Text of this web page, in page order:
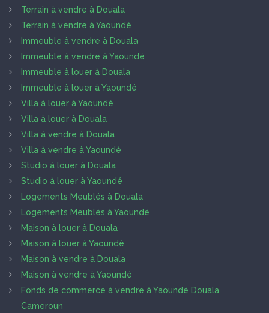
Terrain à vendre à Douala
Terrain à vendre à Yaoundé
Immeuble à vendre à Douala
Immeuble à vendre à Yaoundé
Immeuble à louer à Douala
Immeuble à louer à Yaoundé
Villa à louer à Yaoundé
Villa à louer à Douala
Villa à vendre à Douala
Villa à vendre à Yaoundé
Studio à louer à Douala
Studio à louer à Yaoundé
Logements Meublés à Douala
Logements Meublés à Yaoundé
Maison à louer à Douala
Maison à louer à Yaoundé
Maison à vendre à Douala
Maison à vendre à Yaoundé
Fonds de commerce à vendre à Yaoundé Douala
Cameroun